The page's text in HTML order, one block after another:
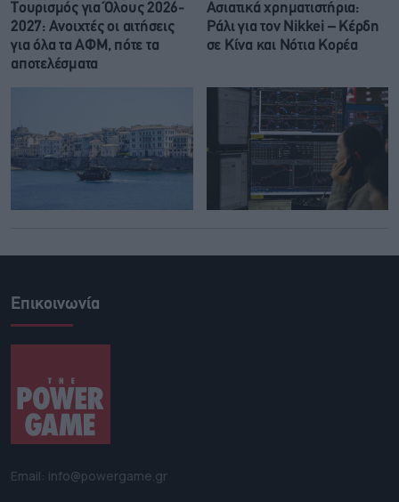
Τουρισμός για Όλους 2026-
2027: Ανοιχτές οι αιτήσεις
για όλα τα ΑΦΜ, πότε τα
αποτελέσματα
Ασιατικά χρηματιστήρια:
Ράλι για τον Nikkei – Κέρδη
σε Κίνα και Νότια Κορέα
Επικοινωνία
Email: info@powergame.gr